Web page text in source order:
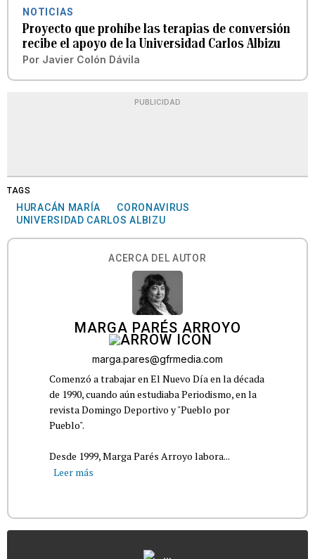
NOTICIAS
Proyecto que prohíbe las terapias de conversión
recibe el apoyo de la Universidad Carlos Albizu
Por Javier Colón Dávila
PUBLICIDAD
TAGS
HURACÁN MARÍA
CORONAVIRUS
UNIVERSIDAD CARLOS ALBIZU
ACERCA DEL AUTOR
MARGA PARÉS ARROYO
marga.pares@gfrmedia.com
Comenzó a trabajar en El Nuevo Día en la década
de 1990, cuando aún estudiaba Periodismo, en la
revista Domingo Deportivo y "Pueblo por
Pueblo".
Desde 1999, Marga Parés Arroyo labora...
Leer más
...